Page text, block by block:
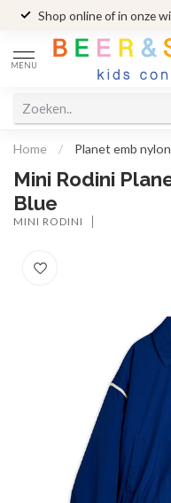
Shop online of in onze
MENU
Home / Planet emb
Mini Rodini
Blue
MINI RODINI